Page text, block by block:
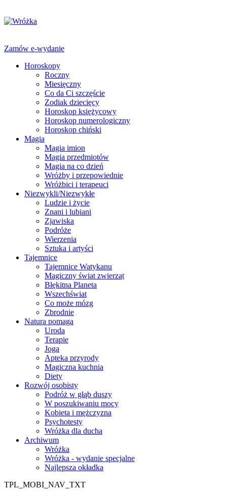
Zamów e-wydanie
Horoskopy
Roczny
Miesięczny
Co da Ci szczęście
Zodiak dziecięcy
Horoskop księżycowy
Horoskop numerologiczny
Horoskop chiński
Magia
Magia imion
Magia przedmiotów
Magia na co dzień
Wróżby i przepowiednie
Wróżbici i terapeuci
Niezwykli/Niezwykłe
Ludzie i życie
Znani i lubiani
Zjawiska
Podróże
Wierzenia
Sztuka i artyści
Tajemnice
Tajemnice Watykanu
Magiczny świat zwierząt
Błękitna Planeta
Wszechświat
Co może mózg
Zbrodnie
Natura pomaga
Uroda
Terapie
Joga
Apteka przyrody
Magiczna kuchnia
Diety
Rozwój osobisty
Podróż w głąb duszy
W poszukiwaniu mocy
Kobieta i mężczyzna
Psychotesty
Wróżka dla ducha
Archiwum
Wróżka
Wróżka - wydanie specjalne
Najlepsza okładka
TPL_MOBI_NAV_TXT